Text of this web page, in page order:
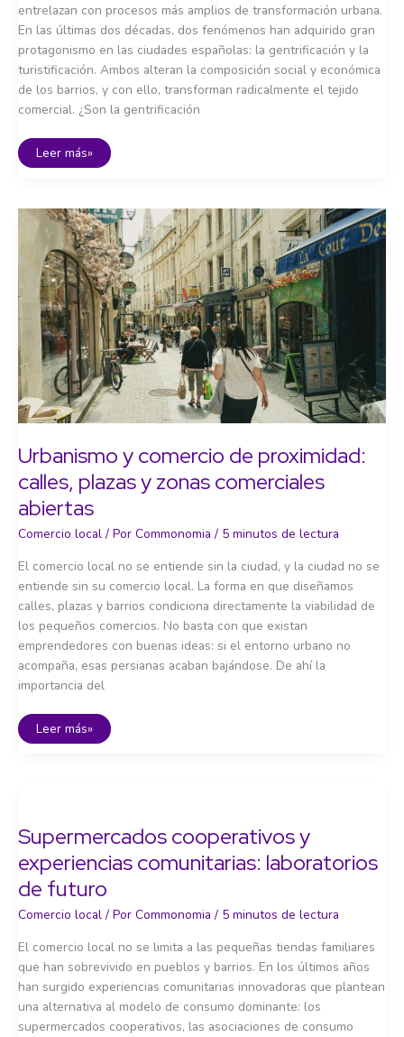
entrelazan con procesos más amplios de transformación urbana.
En las últimas dos décadas, dos fenómenos han adquirido gran
protagonismo en las ciudades españolas: la gentrificación y la
turistificación. Ambos alteran la composición social y económica
de los barrios, y con ello, transforman radicalmente el tejido
comercial. ¿Son la gentrificación
Gentrificación,
turistificación
Leer más»
Urbanismo y comercio de proximidad:
calles, plazas y zonas comerciales
abiertas
Comercio local / Por Commonomia / 5 minutos de lectura
El comercio local no se entiende sin la ciudad, y la ciudad no se
entiende sin su comercio local. La forma en que diseñamos
calles, plazas y barrios condiciona directamente la viabilidad de
los pequeños comercios. No basta con que existan
emprendedores con buenas ideas: si el entorno urbano no
acompaña, esas persianas acaban bajándose. De ahí la
importancia del
Urbanismo
y
comerciales
abiertas
Leer más»
Supermercados cooperativos y
experiencias comunitarias: laboratorios
de futuro
Comercio local / Por Commonomia / 5 minutos de lectura
El comercio local no se limita a las pequeñas tiendas familiares
que han sobrevivido en pueblos y barrios. En los últimos años
han surgido experiencias comunitarias innovadoras que plantean
una alternativa al modelo de consumo dominante: los
supermercados cooperativos, las asociaciones de consumo